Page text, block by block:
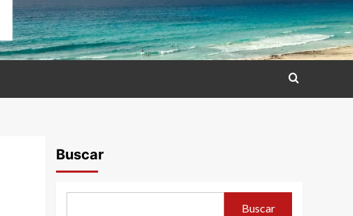
Buscar
Buscar